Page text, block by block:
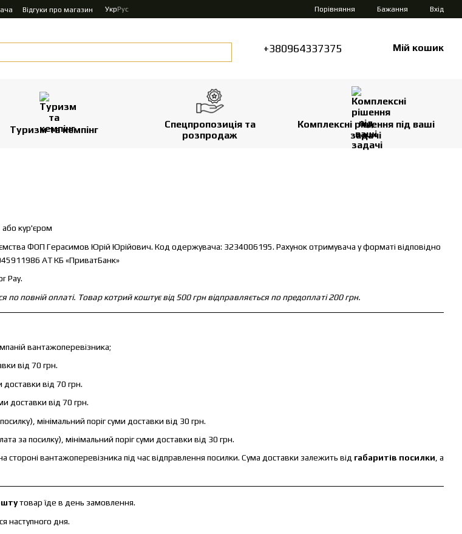
Відгуки про магазин УкрРус Порівняння Бажання Вхід
+380964337375 Мій кошик
Туризм та кемпінг
Спецпропозиція та
розпродаж
Комплексні рішення під ваші
задачі
або кур'єром
ФОП Герасимов Юрій Юрійович. Код одержувача: 3234006195. Рахунок отримувача у форматі відповідно
АТ КБ «ПриватБанк»
Pay.
по повній оплаті. Товар котрий коштує від 500 грн відправляється по предоплаті 200 грн.
вантажоперевізника;
від 70 грн.
від 70 грн.
доставки від 70 грн.
мінімальний поріг суми доставки від 30 грн.
за посилку), мінімальний поріг суми доставки від 30 грн.
вантажоперевізника під час відправлення посилки. Сума доставки залежить від габаритів посилки, а
товар їде в день замовлення.
наступного дня.